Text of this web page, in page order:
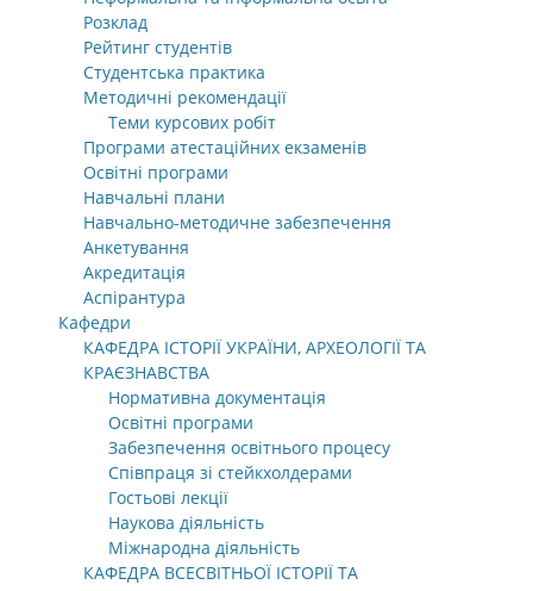
Розклад
Рейтинг студентів
Студентська практика
Методичні рекомендації
Теми курсових робіт
Програми атестаційних екзаменів
Освітні програми
Навчальні плани
Навчально-методичне забезпечення
Анкетування
Акредитація
Аспірантура
Кафедри
КАФЕДРА ІСТОРІЇ УКРАЇНИ, АРХЕОЛОГІЇ ТА
КРАЄЗНАВСТВА
Нормативна документація
Освітні програми
Забезпечення освітнього процесу
Співпраця зі стейкхолдерами
Гостьові лекції
Наукова діяльність
Міжнародна діяльність
КАФЕДРА ВСЕСВІТНЬОЇ ІСТОРІЇ ТА